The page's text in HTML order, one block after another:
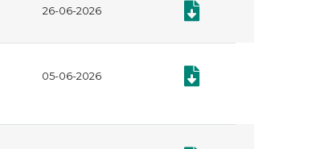
26-06-2026 Documento: Plan Anual
05-06-2026 Documento: Informe de